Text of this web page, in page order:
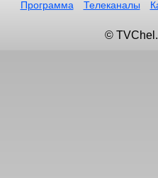
Программа Телеканалы
©